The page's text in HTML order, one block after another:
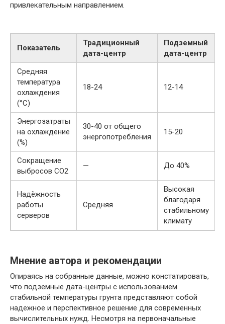
привлекательным направлением.
Показатель
Традиционный
дата-центр
Подземный
дата-центр
Средняя
температура
охлаждения
(°C)
18-24 12-14
Энергозатраты
на охлаждение
(%)
30-40 от общего
энергопотребления
15-20
Сокращение
выбросов CO2
— До 40%
Надёжность
работы
серверов
Средняя
Высокая
благодаря
стабильному
климату
Мнение автора и рекомендации
Опираясь на собранные данные, можно констатировать,
что подземные дата-центры с использованием
стабильной температуры грунта представляют собой
надежное и перспективное решение для современных
вычислительных нужд. Несмотря на первоначальные